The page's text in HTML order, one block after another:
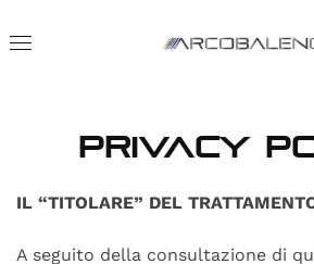
Privacy
IL “TITOLARE” DEL
A seguito della consultazione di